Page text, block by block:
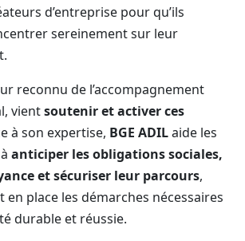
d’entreprise pour qu’ils
sereinement sur leur
reconnu de l’accompagnement
vientsoutenir et activer ces
à son expertise, BGE ADILaide les
anticiper les obligations sociales,
et sécuriser leur parcours,
place les démarches nécessaires
durable et réussie.